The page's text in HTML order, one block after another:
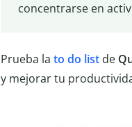
concentrarse en
Prueba la to do list de
y mejorar tu